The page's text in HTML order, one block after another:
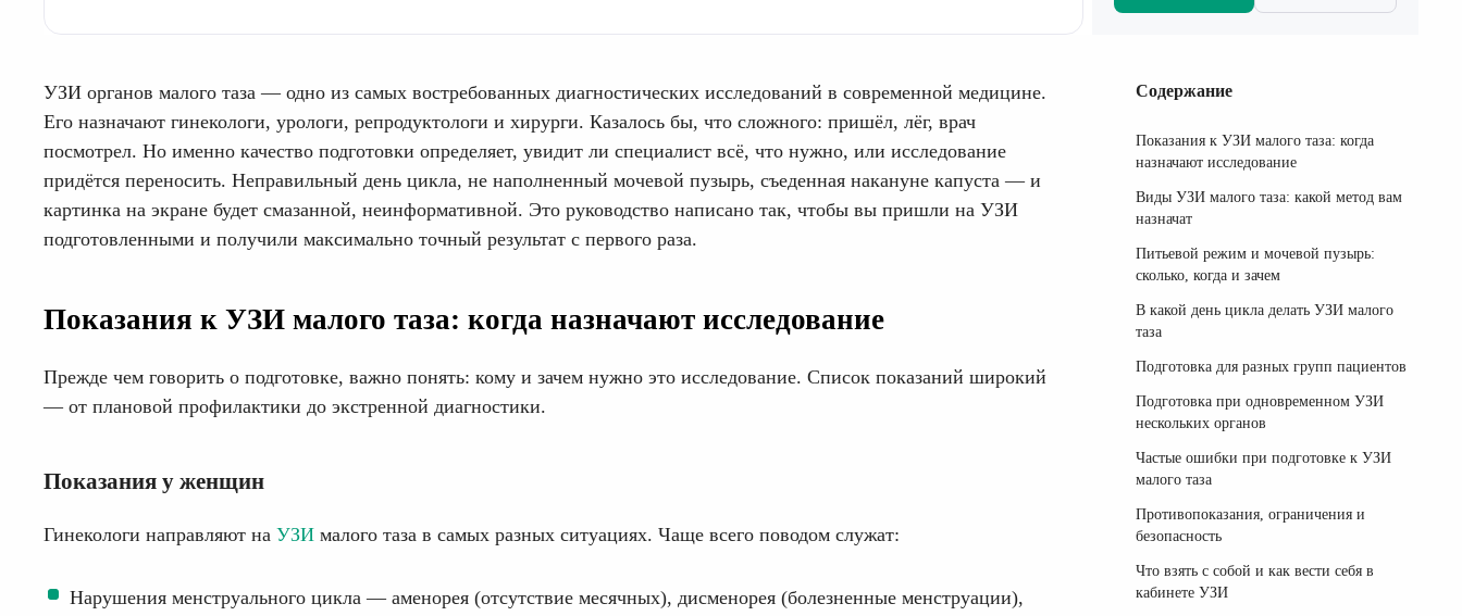
УЗИ органов малого таза — одно из самых востребованных диагностических исследований в современной медицине.
Его назначают гинекологи, урологи, репродуктологи и хирурги. Казалось бы, что сложного: пришёл, лёг, врач
посмотрел. Но именно качество подготовки определяет, увидит ли специалист всё, что нужно, или исследование
придётся переносить. Неправильный день цикла, не наполненный мочевой пузырь, съеденная накануне капуста — и
картинка на экране будет смазанной, неинформативной. Это руководство написано так, чтобы вы пришли на УЗИ
подготовленными и получили максимально точный результат с первого раза.
Показания к УЗИ малого таза: когда назначают исследование
Прежде чем говорить о подготовке, важно понять: кому и зачем нужно это исследование. Список показаний широкий
— от плановой профилактики до экстренной диагностики.
Показания у женщин
Гинекологи направляют на УЗИ малого таза в самых разных ситуациях. Чаще всего поводом служат:
Нарушения менструального цикла — аменорея (отсутствие месячных), дисменорея (болезненные менструации),
Содержание
Показания к УЗИ малого таза: когда
назначают исследование
Виды УЗИ малого таза: какой метод вам
назначат
Питьевой режим и мочевой пузырь:
сколько, когда и зачем
В какой день цикла делать УЗИ малого
таза
Подготовка для разных групп пациентов
Подготовка при одновременном УЗИ
нескольких органов
Частые ошибки при подготовке к УЗИ
малого таза
Противопоказания, ограничения и
безопасность
Что взять с собой и как вести себя в
кабинете УЗИ